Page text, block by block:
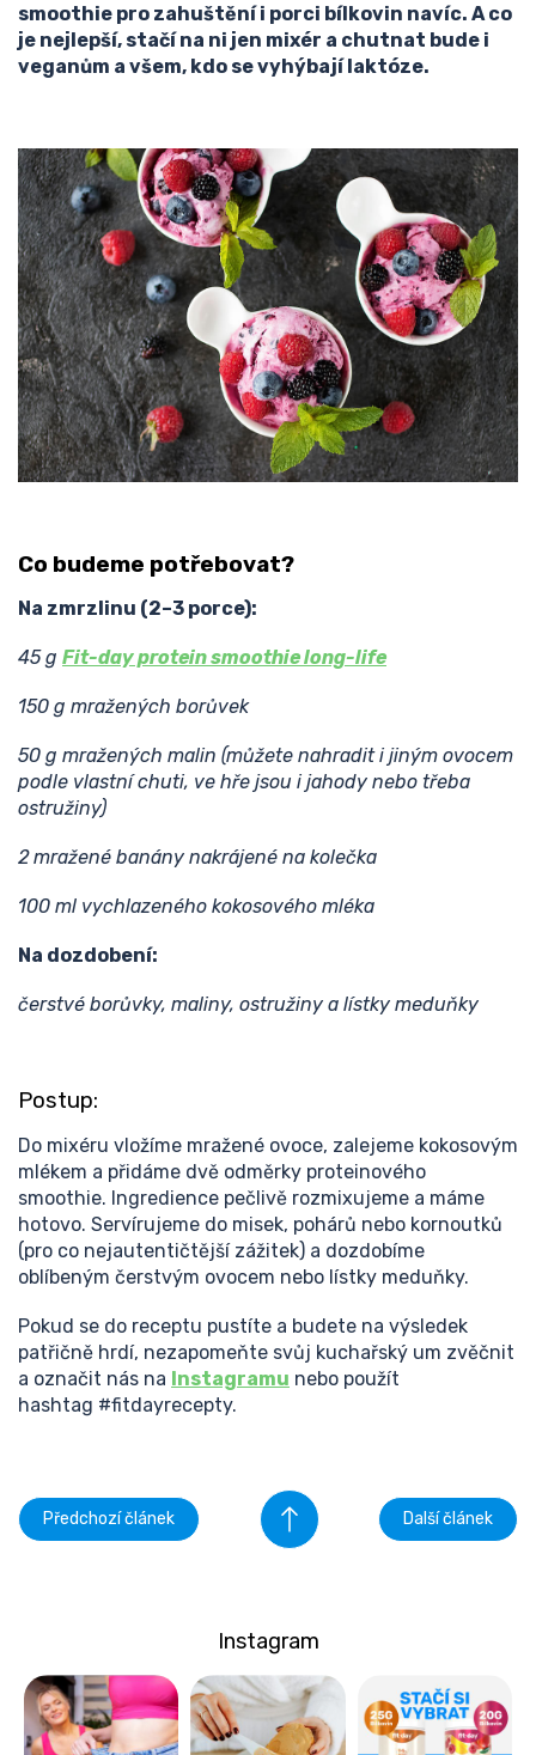
smoothie pro zahuštění i porci bílkovin navíc. A co
je nejlepší, stačí na ni jen mixér a chutnat bude i
veganům a všem, kdo se vyhýbají laktóze.
Co budeme potřebovat?
Na zmrzlinu (2–3 porce):
45 g Fit-day protein smoothie long-life
150 g mražených borůvek
50 g mražených malin (můžete nahradit i jiným ovocem
podle vlastní chuti, ve hře jsou i jahody nebo třeba
ostružiny)
2 mražené banány nakrájené na kolečka
100 ml vychlazeného kokosového mléka
Na dozdobení:
čerstvé borůvky, maliny, ostružiny a lístky meduňky
Postup:
Do mixéru vložíme mražené ovoce, zalejeme kokosovým
mlékem a přidáme dvě odměrky proteinového
smoothie. Ingredience pečlivě rozmixujeme a máme
hotovo. Servírujeme do misek, pohárů nebo kornoutků
(pro co nejautentičtější zážitek) a dozdobíme
oblíbeným čerstvým ovocem nebo lístky meduňky.
Pokud se do receptu pustíte a budete na výsledek
patřičně hrdí, nezapomeňte svůj kuchařský um zvěčnit
a označit nás na Instagramu nebo použít
hashtag #fitdayrecepty.
Předchozí článek Další článek
Instagram